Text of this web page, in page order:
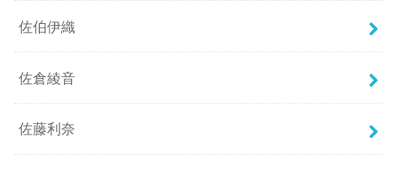
佐伯伊織
佐倉綾音
佐藤利奈